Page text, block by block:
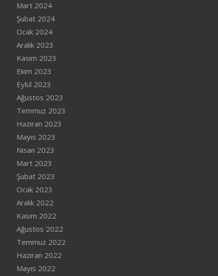
Mart 2024
Şubat 2024
Ocak 2024
Aralık 2023
Kasım 2023
Ekim 2023
Eylül 2023
Ağustos 2023
Temmuz 2023
Haziran 2023
Mayıs 2023
Nisan 2023
Mart 2023
Şubat 2023
Ocak 2023
Aralık 2022
Kasım 2022
Ağustos 2022
Temmuz 2022
Haziran 2022
Mayıs 2022